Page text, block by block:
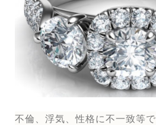
不倫、浮気、性格に不一致等で